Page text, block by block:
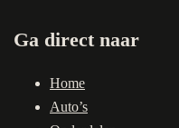
Ga direct naar
Home
Auto’s